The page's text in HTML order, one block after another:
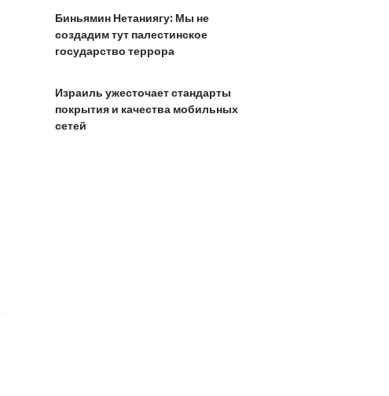
Биньямин Нетаниягу: Мы не
создадим тут палестинское
государство террора
Израиль ужесточает стандарты
покрытия и качества мобильных
сетей